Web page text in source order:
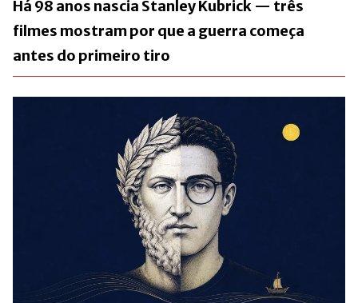
Há 98 anos nascia Stanley Kubrick — três
filmes mostram por que a guerra começa
antes do primeiro tiro